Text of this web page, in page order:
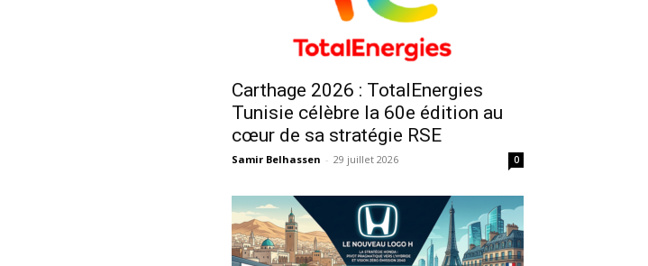
Carthage 2026 : TotalEnergies
Tunisie célèbre la 60e édition au
cœur de sa stratégie RSE
Samir Belhassen - 29 juillet 2026 0